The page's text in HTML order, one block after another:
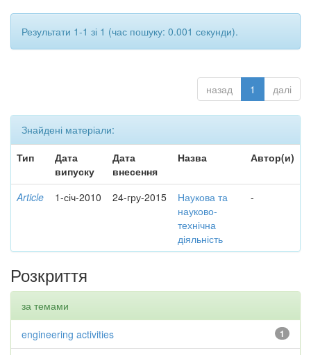
Результати 1-1 зі 1 (час пошуку: 0.001 секунди).
назад 1 далі
Знайдені матеріали:
Тип
Дата
випуску
Дата
внесення
Назва Автор(и)
Article 1-січ-2010 24-гру-2015
Наукова та
науково-
технічна
діяльність
-
Розкриття
за темами
1
engineering activities